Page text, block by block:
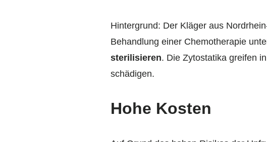
Hintergrund: Der Kläger aus
Behandlung einer Chemotherapie
sterilisieren. Die Zytostatika greifen
schädigen.
Hohe Kosten